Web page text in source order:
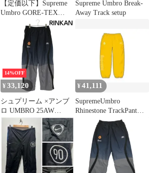
【定価以下】Supreme
Umbro GORE-TEX
Track Pant
Supreme Umbro Break-
Away Track setup
14%OFF
¥ 33,120
シュプリーム ×アンブ
ロ UMBRO 25AW
Umbro Gradient Track
Pant グラディエントト
ラックロングパンツ メ
ンズ M
¥41,111
SupremeUmbro
Rhinestone TrackPant